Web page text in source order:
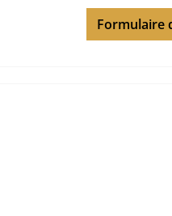
Formulaire